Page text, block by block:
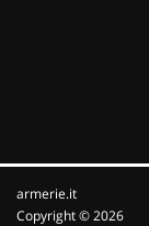
armerie.it
Copyright © 2026